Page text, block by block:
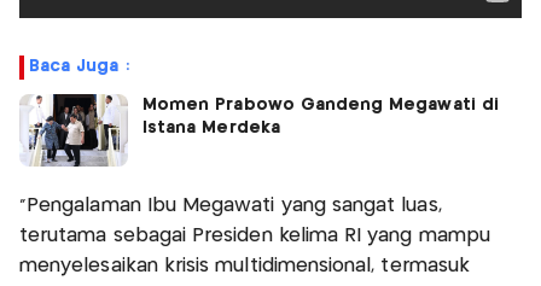
Baca Juga :
Momen Prabowo Gandeng Megawati di
Istana Merdeka
“Pengalaman Ibu Megawati yang sangat luas,
terutama sebagai Presiden kelima RI yang mampu
menyelesaikan krisis multidimensional, termasuk